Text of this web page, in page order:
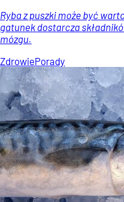
Ryba z puszki może być
gatunek dostarcza
mózgu.
ZdrowiePorady